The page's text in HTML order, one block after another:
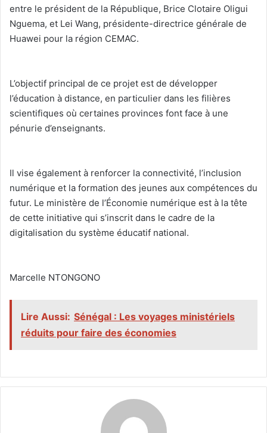
entre le président de la République, Brice Clotaire Oligui
Nguema, et Lei Wang, présidente-directrice générale de
Huawei pour la région CEMAC.
‎L’objectif principal de ce projet est de développer
l’éducation à distance, en particulier dans les filières
scientifiques où certaines provinces font face à une
pénurie d’enseignants.
‎Il vise également à renforcer la connectivité, l’inclusion
numérique et la formation des jeunes aux compétences du
futur. Le ministère de l’Économie numérique est à la tête
de cette initiative qui s’inscrit dans le cadre de la
digitalisation du système éducatif national.
‎Marcelle NTONGONO
Lire Aussi: Sénégal : Les voyages ministériels
réduits pour faire des économies